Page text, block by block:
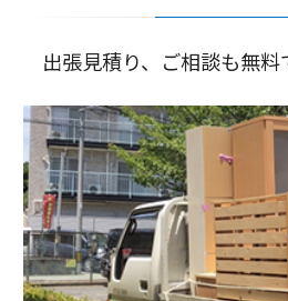
出張見積り、ご相談も無料